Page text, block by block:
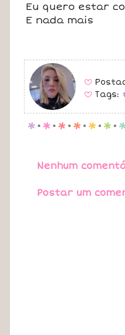
Eu quero estar
E nada mais
B
B Tags:
p . p . p . p . p . p .
Nenhum
Postar um